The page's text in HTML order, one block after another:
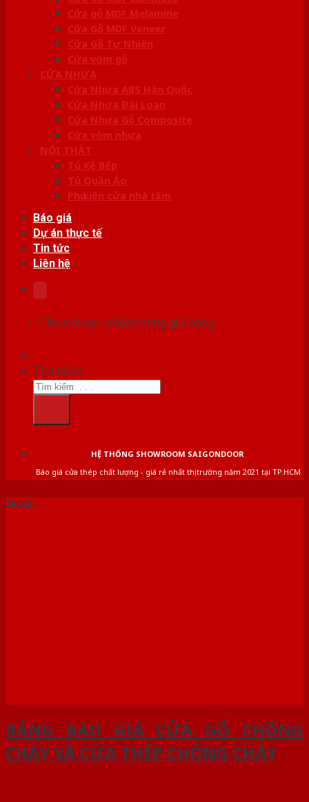
Cửa gỗ MDF Melamine
Cửa Gỗ MDF Veneer
Cửa Gỗ Tự Nhiên
Cửa vòm gỗ
CỬA NHỰA
Cửa Nhựa ABS Hàn Quốc
Cửa Nhựa Đài Loan
Cửa Nhựa Gỗ Composite
Cửa vòm nhựa
NỘI THẤT
Tủ Kệ Bếp
Tủ Quần Áo
Phụ kiện cửa nhà tắm
Báo giá
Dự án thực tế
Tin tức
Liên hệ
Chưa có sản phẩm trong giỏ hàng.
Tìm kiếm:
HỆ THỐNG SHOWROOM SAIGONDOOR
Báo giá cửa thép chất lượng - giá rẻ nhất thị trường năm 2021 tại TP.HCM
Tin tức
BẢNG BÁO GIÁ CỬA GỖ CHỐNG
CHÁY VÀ CỬA THÉP CHỐNG CHÁY